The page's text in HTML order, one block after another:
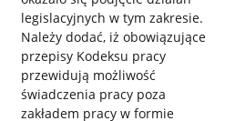
legislacyjnych w tym zakresie.
Należy dodać, iż obowiązujące
przepisy Kodeksu pracy
przewidują możliwość
świadczenia pracy poza
zakładem pracy w formie